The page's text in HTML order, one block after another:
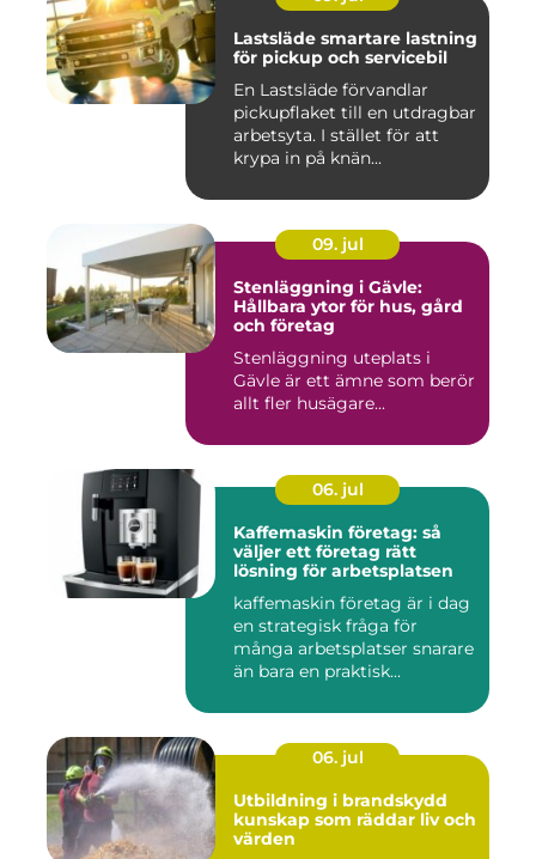
Lastsläde smartare lastning
för pickup och servicebil
En Lastsläde förvandlar
pickupflaket till en utdragbar
arbetsyta. I stället för att
krypa in på knän...
09. jul
Stenläggning i Gävle:
Hållbara ytor för hus, gård
och företag
Stenläggning uteplats i
Gävle är ett ämne som berör
allt fler husägare...
06. jul
Kaffemaskin företag: så
väljer ett företag rätt
lösning för arbetsplatsen
kaffemaskin företag är i dag
en strategisk fråga för
många arbetsplatser snarare
än bara en praktisk...
06. jul
Utbildning i brandskydd
kunskap som räddar liv och
värden